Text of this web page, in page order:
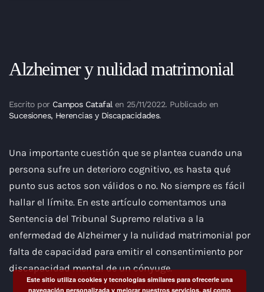
Alzheimer y nulidad matrimonial
Escrito por Campos Catafal en 25/11/2022. Publicado en
Sucesiones, Herencias y Discapacidades.
Una importante cuestión que se plantea cuando una
persona sufre un deterioro cognitivo, es hasta qué
punto sus actos son válidos o no. No siempre es fácil
hallar el límite. En este artículo comentamos una
Sentencia del Tribunal Supremo relativa a la
enfermedad de Alzheimer y la nulidad matrimonial por
falta de capacidad para emitir el consentimiento por
discapacidad mental de un cónyuge.
Este sitio utiliza cookies y tecnologías similares para ofrecerle una
navegación personalizada y mejorar nuestros servicios, así como